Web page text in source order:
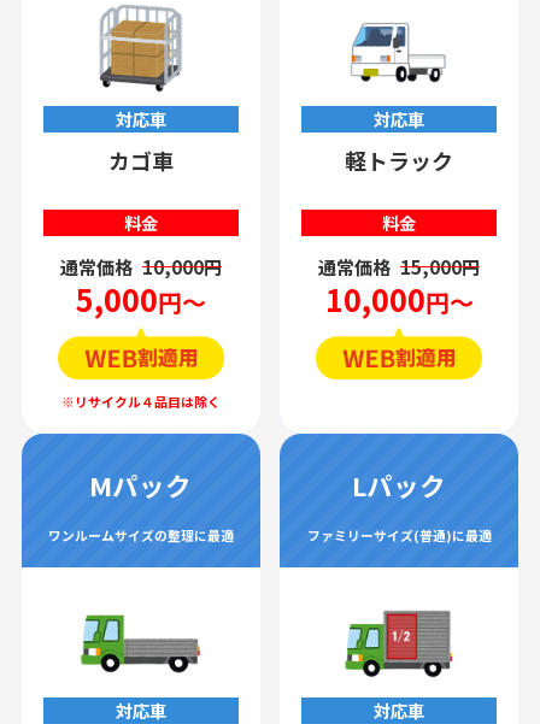
対応車
カゴ車
料金
通常価格 10,000円
5,000円～
対応車
軽トラック
料金
通常価格 15,000円
10,000円～
Mパック
ワンルームサイズの整理に最適
対応車
Lパック
ファミリーサイズ(普通)に最適
対応車